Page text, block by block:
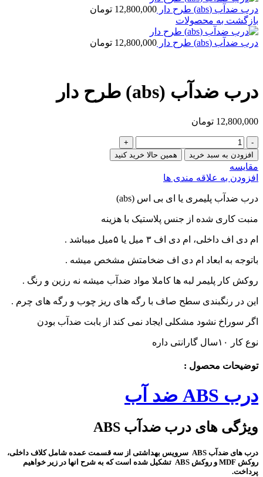
درب ضدآب (abs) طرح دار 12,800,000 تومان
بازگشت به محصولات
درب ضدآب (abs) طرح دار 12,800,000 تومان
درب ضدآب (abs) طرح دار
12,800,000 تومان
درب
ضدآب
(abs)
طرح
دار
عدد
افزودن به سبد خرید همین حالا خرید کنید
مقایسه
افزودن به علاقه مندی ها
درب ضدآب پلیمری یا ای بی اس (abs)
منبت کاری شده از جنس پلاستیک با هزینه
ام دی اف داخلی، ام دی اف ۳ میل یا ۵میل میباشد .
باتوجه به ابعاد ام دی اف ضخامتش مشخص میشه .
روکش کار پلیمر لبه ها کاملا مواد ضدآب میشه نه رزین و رنگ .
این در رنگبندی سطح صاف با رگه های ریز چوب و رگه های چرم .
اگر سوراخ نشود مشکلی ایجاد نمی کند از بابت ضدآب بودن
نوع کار ۱۰سال گارانتی داره
توضیحات محصول :
درب ABS ضد آب
ویژگی های درب ضدآب ABS
درب های ضدآب ABS سرویس بهداشتی از سه قسمت عمده شامل کلاف داخلی،
روکش MDF و روکش ABS تشکیل شده است که به شرح انها در زیر خواهیم
پرداخت.